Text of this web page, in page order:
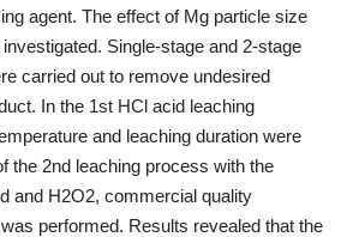
agent. The effect of Mg particle size
Single-stage and 2-stage
carried out to remove undesired
In the 1st HCl acid leaching
and leaching duration were
the 2nd leaching process with the
and H2O2, commercial quality
performed. Results revealed that the